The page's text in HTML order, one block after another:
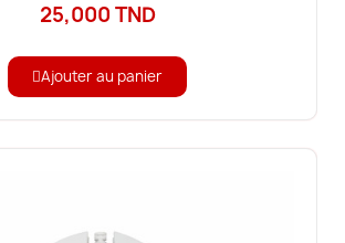
25,000 TND
Ajouter au panier